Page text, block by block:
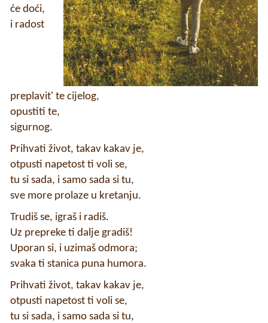
će doći,
i radost
preplavit' te cijelog,
opustiti te,
sigurnog.
Prihvati život, takav kakav je,
otpusti napetost ti voli se,
tu si sada, i samo sada si tu,
sve more prolaze u kretanju.
Trudiš se, igraš i radiš.
Uz prepreke ti dalje gradiš!
Uporan si, i uzimaš odmora;
svaka ti stanica puna humora.
Prihvati život, takav kakav je,
otpusti napetost ti voli se,
tu si sada, i samo sada si tu,